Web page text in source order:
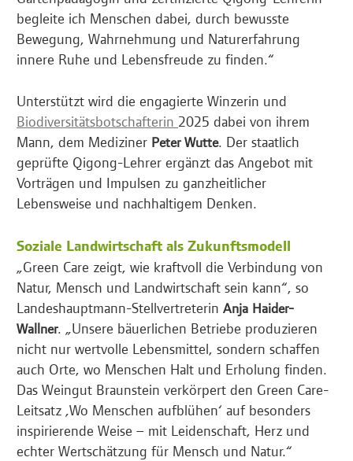
begleite ich Menschen dabei, durch bewusste
Bewegung, Wahrnehmung und Naturerfahrung
innere Ruhe und Lebensfreude zu finden.“
Unterstützt wird die engagierte Winzerin und
Biodiversitätsbotschafterin 2025 dabei von ihrem
Mann, dem Mediziner Peter Wutte. Der staatlich
geprüfte Qigong-Lehrer ergänzt das Angebot mit
Vorträgen und Impulsen zu ganzheitlicher
Lebensweise und nachhaltigem Denken.
Soziale Landwirtschaft als Zukunftsmodell
„Green Care zeigt, wie kraftvoll die Verbindung von
Natur, Mensch und Landwirtschaft sein kann“, so
Landeshauptmann-Stellvertreterin Anja Haider-
Wallner. „Unsere bäuerlichen Betriebe produzieren
nicht nur wertvolle Lebensmittel, sondern schaffen
auch Orte, wo Menschen Halt und Erholung finden.
Das Weingut Braunstein verkörpert den Green Care-
Leitsatz ‚Wo Menschen aufblühen‘ auf besonders
inspirierende Weise – mit Leidenschaft, Herz und
echter Wertschätzung für Mensch und Natur.“